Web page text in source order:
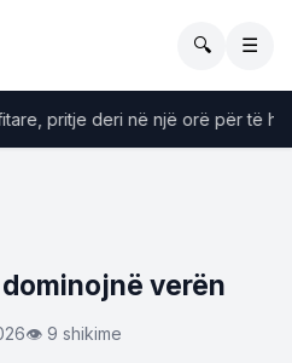
🔍 ☰
pritje deri në një orë për të hyrë
verën
👁 9 shikime